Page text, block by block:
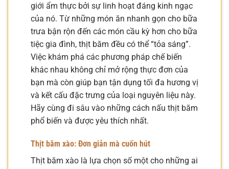
giới ẩm thực bởi sự linh hoạt đáng kinh ngạc
của nó. Từ những món ăn nhanh gọn cho bữa
trưa bận rộn đến các món cầu kỳ hơn cho bữa
tiệc gia đình, thịt băm đều có thể “tỏa sáng”.
Việc khám phá các phương pháp chế biến
khác nhau không chỉ mở rộng thực đơn của
bạn mà còn giúp bạn tận dụng tối đa hương vị
và kết cấu đặc trưng của loại nguyên liệu này.
Hãy cùng đi sâu vào những cách nấu thịt băm
phổ biến và được yêu thích nhất.
Thịt băm xào: Đơn giản mà cuốn hút
Thịt băm xào là lựa chọn số một cho những ai